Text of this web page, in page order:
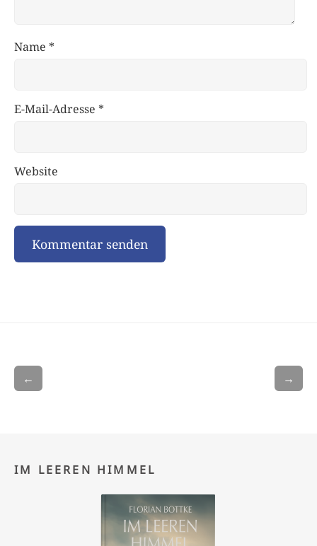
Name *
E-Mail-Adresse *
Website
← →
IM LEEREN HIMMEL